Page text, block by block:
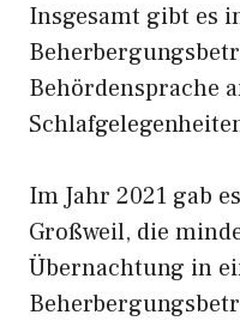
Insgesamt gibt es
Behördensprache
Im Jahr 2021 gab
Großweil, die
Übernachtung in